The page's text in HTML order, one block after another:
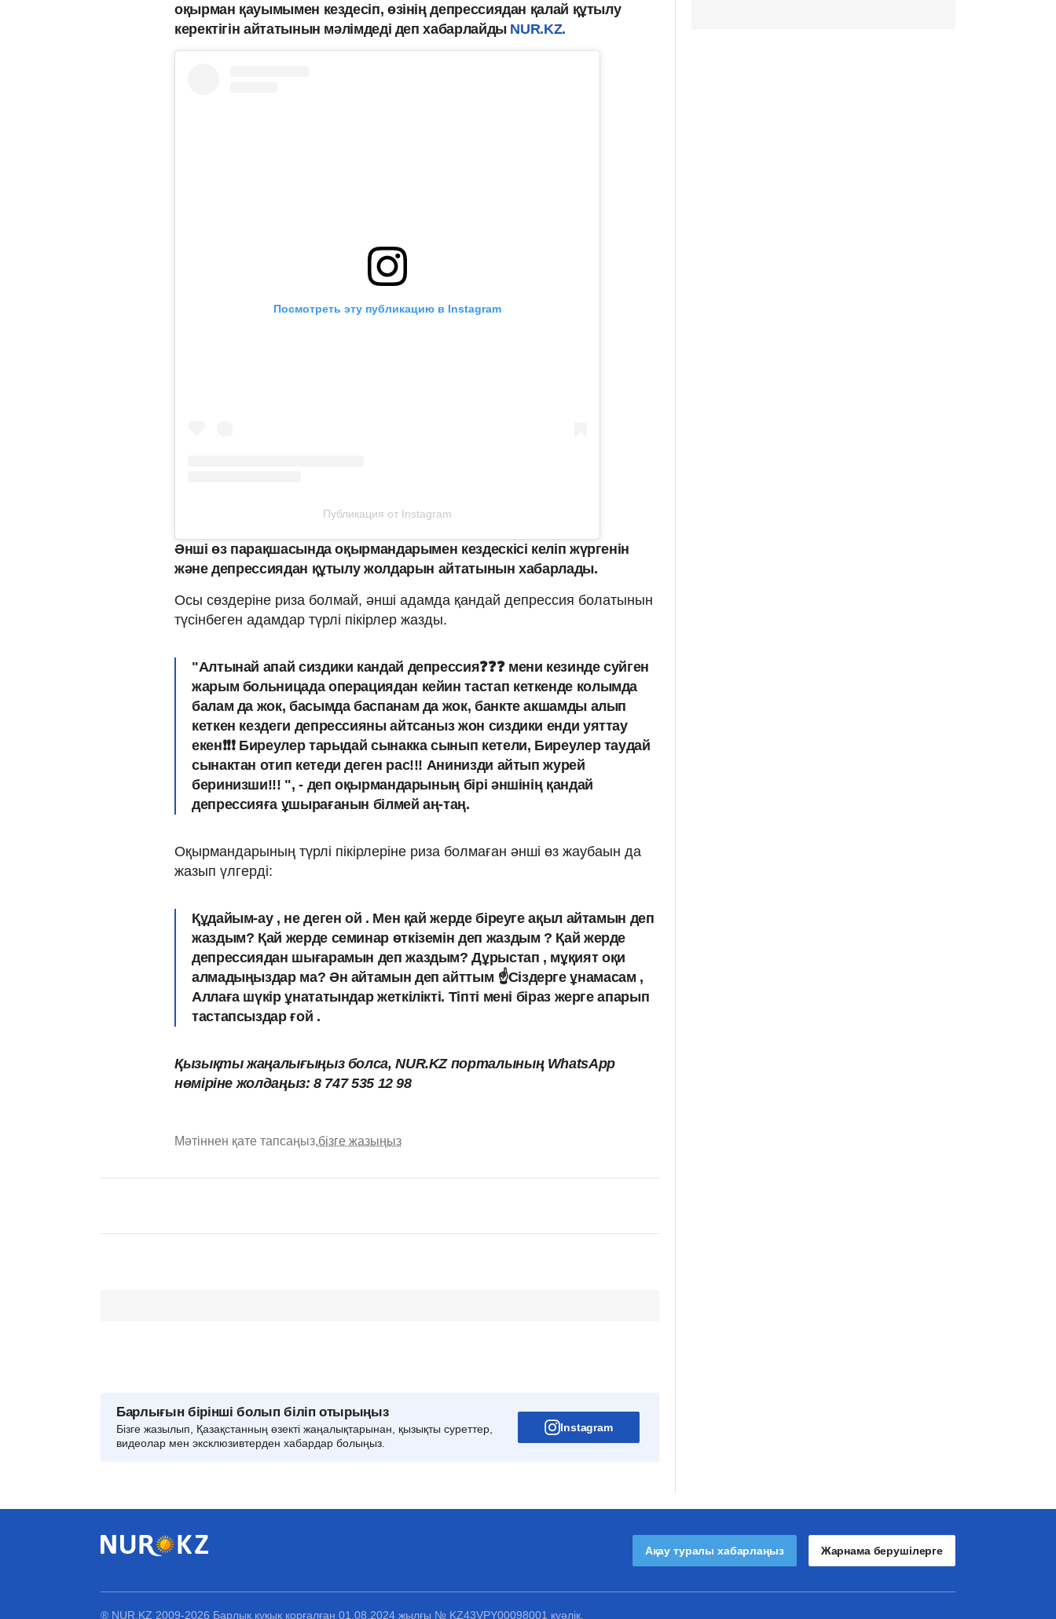
оқырман қауымымен кездесіп, өзінің депрессиядан қалай құтылу
керектігін айтатынын мәлімдеді деп хабарлайды NUR.KZ.
Посмотреть эту публикацию в Instagram
Публикация от Instagram
Әнші өз парақшасында оқырмандарымен кездескісі келіп жүргенін
және депрессиядан құтылу жолдарын айтатынын хабарлады.
Осы сөздеріне риза болмай, әнші адамда қандай депрессия болатынын
түсінбеген адамдар түрлі пікірлер жазды.
"Алтынай апай сиздики кандай депрессия❓❓❓ мени кезинде суйген
жарым больницада операциядан кейин тастап кеткенде колымда
балам да жок, басымда баспанам да жок, банкте акшамды алып
кеткен кездеги депрессияны айтсаныз жон сиздики енди уяттау
екен❗❗❗ Биреулер тарыдай сынакка сынып кетели, Биреулер таудай
сынактан отип кетеди деген рас!!! Анинизди айтып журей
беринизши!!! ", - деп оқырмандарының бірі әншінің қандай
депрессияға ұшырағанын білмей аң-таң.
Оқырмандарының түрлі пікірлеріне риза болмаған әнші өз жаубаын да
жазып үлгерді:
Құдайым-ау , не деген ой . Мен қай жерде біреуге ақыл айтамын деп
жаздым? Қай жерде семинар өткіземін деп жаздым ? Қай жерде
депрессиядан шығарамын деп жаздым? Дұрыстап , мұқият оқи
алмадыңыздар ма? Ән айтамын деп айттым ☝Сіздерге ұнамасам ,
Аллаға шүкір ұнататындар жеткілікті. Тіпті мені біраз жерге апарып
тастапсыздар ғой .
Қызықты жаңалығыңыз болса, NUR.KZ порталының WhatsApp
нөміріне жолдаңыз: 8 747 535 12 98
Мәтіннен қате тапсаңыз,бізге жазыңыз
Барлығын бірінші болып біліп отырыңыз
Бізге жазылып, Қазақстанның өзекті жаңалықтарынан, қызықты суреттер,
видеолар мен эксклюзивтерден хабардар болыңыз.
Instagram
Ақау туралы хабарлаңыз Жарнама берушілерге
® NUR.KZ 2009-2026 Барлық құқық қорғалған 01.08.2024 жылғы № KZ43VPY00098001 куәлік.